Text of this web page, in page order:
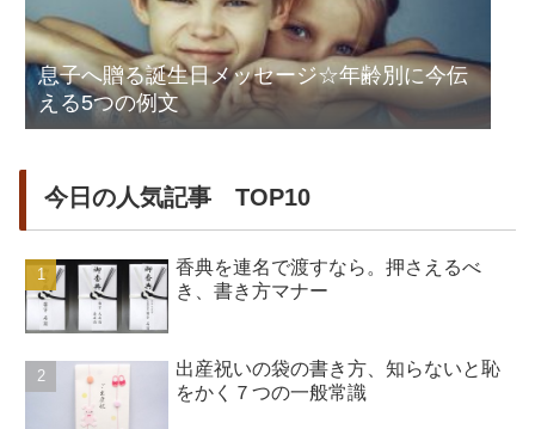
息子へ贈る誕生日メッセージ☆年齢別に今伝
える5つの例文
今日の人気記事 TOP10
香典を連名で渡すなら。押さえるべ
き、書き方マナー
出産祝いの袋の書き方、知らないと恥
をかく７つの一般常識